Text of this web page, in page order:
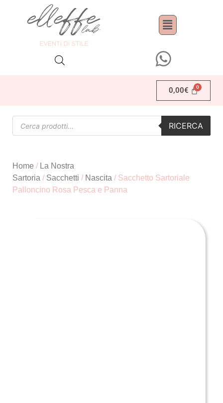
0,00€
RICERCA
Home / La Nostra
Sartoria / Sacchetti / Nascita / Sacchetto Sartoriale
Palloncino Rosa Pesca e Panna